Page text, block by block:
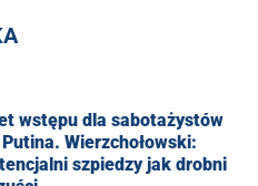
wstępu dla sabotażystów
Wierzchołowski:
szpiedzy jak drobni